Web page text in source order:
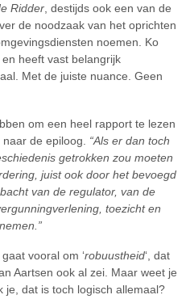
Ridder , destijds ook een van de
de noodzaak van het oprichten
noemen. Ko
heeft vast belangrijk
Met de juiste nuance. Geen
om een heel rapport te lezen
de epiloog. “Als er dan toch
getrokken zou moeten
juist ook door het bevoegd
van de regulator, van de
toezicht en
vooral om ‘robuustheid‘, dat
Aartsen ook al zei. Maar weet je
je, dat is toch logisch allemaal?